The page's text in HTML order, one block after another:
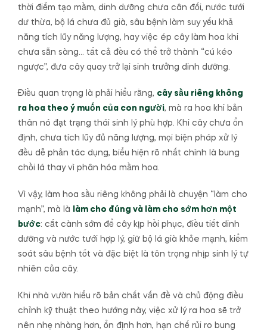
thời điểm tạo mầm, dinh dưỡng chưa cân đối, nước tưới
dư thừa, bộ lá chưa đủ già, sâu bệnh làm suy yếu khả
năng tích lũy năng lượng, hay việc ép cây làm hoa khi
chưa sẵn sàng… tất cả đều có thể trở thành “cú kéo
ngược”, đưa cây quay trở lại sinh trưởng dinh dưỡng.
Điều quan trọng là phải hiểu rằng, cây sầu riêng không
ra hoa theo ý muốn của con người, mà ra hoa khi bản
thân nó đạt trạng thái sinh lý phù hợp. Khi cây chưa ổn
định, chưa tích lũy đủ năng lượng, mọi biện pháp xử lý
đều dễ phản tác dụng, biểu hiện rõ nhất chính là bung
chồi lá thay vì phân hóa mầm hoa.
Vì vậy, làm hoa sầu riêng không phải là chuyện “làm cho
mạnh”, mà là làm cho đúng và làm cho sớm hơn một
bước: cắt cành sớm để cây kịp hồi phục, điều tiết dinh
dưỡng và nước tưới hợp lý, giữ bộ lá già khỏe mạnh, kiểm
soát sâu bệnh tốt và đặc biệt là tôn trọng nhịp sinh lý tự
nhiên của cây.
Khi nhà vườn hiểu rõ bản chất vấn đề và chủ động điều
chỉnh kỹ thuật theo hướng này, việc xử lý ra hoa sẽ trở
nên nhẹ nhàng hơn, ổn định hơn, hạn chế rủi ro bung